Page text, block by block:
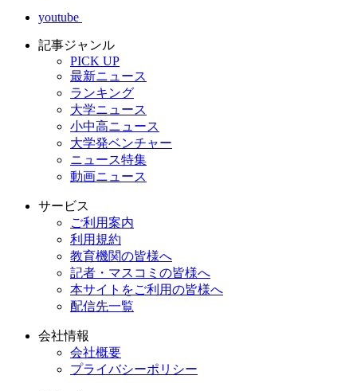
youtube
記事ジャンル
PICK UP
最新ニュース
ランキング
大学ニュース
小中高ニュース
大学発ベンチャー
ニュース特集
動画ニュース
サービス
ご利用案内
利用規約
教育機関の皆様へ
記者・マスコミの皆様へ
本サイトをご利用の皆様へ
配信先一覧
会社情報
会社概要
プライバシーポリシー